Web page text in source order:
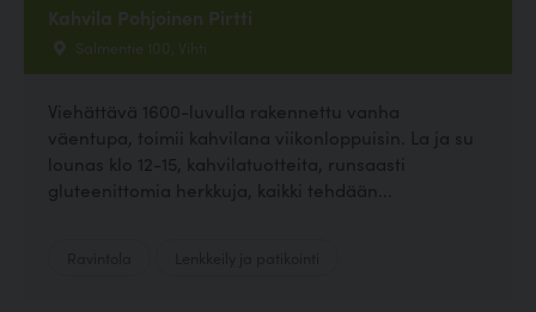
Kahvila Pohjoinen Pirtti
Salmentie 100, Vihti
Viehättävä 1600-luvulla rakennettu vanha
väentupa, toimii kahvilana viikonloppuisin. La ja su
lounas klo 12-15, kahvilatuotteita, runsaasti
gluteenittomia herkkuja, kaikki tehdään...